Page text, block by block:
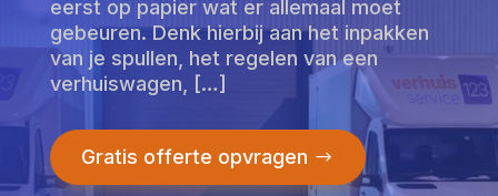
eerst op papier wat er allemaal moet
gebeuren. Denk hierbij aan het inpakken
van je spullen, het regelen van een
verhuiswagen, […]
Gratis offerte opvragen